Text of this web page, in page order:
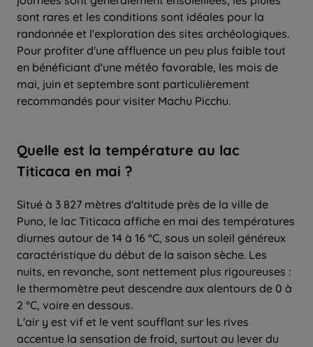
sont rares et les conditions sont idéales pour la
randonnée et l'exploration des sites archéologiques.
Pour profiter d'une affluence un peu plus faible tout
en bénéficiant d'une météo favorable, les mois de
mai, juin et septembre sont particulièrement
recommandés pour visiter Machu Picchu.
Quelle est la température au lac
Titicaca en mai ?
Situé à 3 827 mètres d'altitude près de la ville de
Puno, le lac Titicaca affiche en mai des températures
diurnes autour de 14 à 16 °C, sous un soleil généreux
caractéristique du début de la saison sèche. Les
nuits, en revanche, sont nettement plus rigoureuses :
le thermomètre peut descendre aux alentours de 0 à
2 °C, voire en dessous.
L'air y est vif et le vent soufflant sur les rives
accentue la sensation de froid, surtout au lever du